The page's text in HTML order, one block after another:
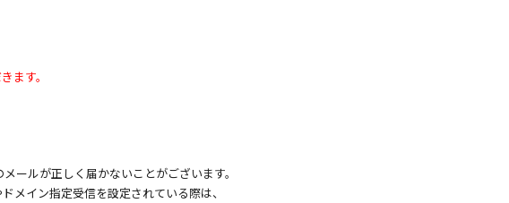
ます。
ールが正しく届かないことがございます。
メイン指定受信を設定されている際は、